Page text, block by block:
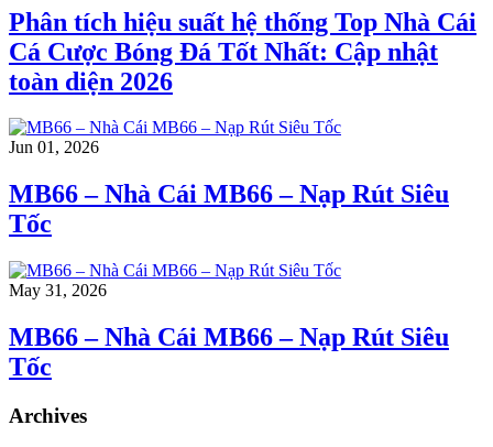
Phân tích hiệu suất hệ thống Top Nhà Cái
Cá Cược Bóng Đá Tốt Nhất: Cập nhật
toàn diện 2026
Jun 01, 2026
MB66 – Nhà Cái MB66 – Nạp Rút Siêu
Tốc
May 31, 2026
MB66 – Nhà Cái MB66 – Nạp Rút Siêu
Tốc
Archives